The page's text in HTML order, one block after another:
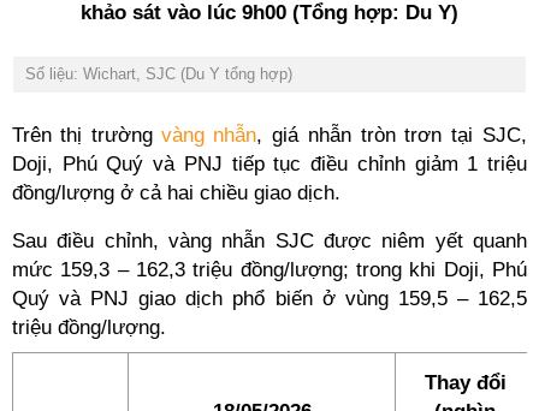
khảo sát vào lúc 9h00 (Tổng hợp: Du Y)
Số liệu: Wichart, SJC (Du Y tổng hợp)
Trên thị trường vàng nhẫn, giá nhẫn tròn trơn tại SJC,
Doji, Phú Quý và PNJ tiếp tục điều chỉnh giảm 1 triệu
đồng/lượng ở cả hai chiều giao dịch.
Sau điều chỉnh, vàng nhẫn SJC được niêm yết quanh
mức 159,3 – 162,3 triệu đồng/lượng; trong khi Doji, Phú
Quý và PNJ giao dịch phổ biến ở vùng 159,5 – 162,5
triệu đồng/lượng.
Thay đổi